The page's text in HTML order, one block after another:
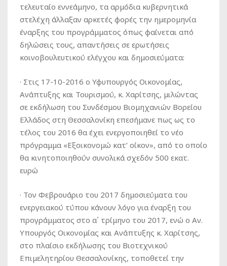
τελευταίο εννεάμηνο, τα αρμόδια κυβερνητικά
στελέχη άλλαξαν αρκετές φορές την ημερομηνία
έναρξης του προγράμματος όπως φαίνεται από
δηλώσεις τους, απαντήσεις σε ερωτήσεις
κοινοβουλευτικού ελέγχου και δημοσιεύματα:
· Στις 17-10-2016 ο Υφυπουργός Οικονομίας,
Ανάπτυξης και Τουρισμού, κ. Χαρίτσης, μιλώντας
σε εκδήλωση του Συνδέσμου Βιομηχανιών Βορείου
Ελλάδος στη Θεσσαλονίκη επεσήμανε πως ως το
τέλος του 2016 θα έχει ενεργοποιηθεί το νέο
πρόγραμμα «Εξοικονομώ κατ’ οίκον», από το οποίο
θα κινητοποιηθούν συνολικά σχεδόν 500 εκατ.
ευρώ
· Τον Φεβρουάριο του 2017 δημοσιεύματα του
ενεργειακού τύπου κάνουν λόγο για έναρξη του
προγράμματος στο α΄ τρίμηνο του 2017, ενώ ο Αν.
Υπουργός Οικονομίας και Ανάπτυξης κ. Χαρίτσης,
στο πλαίσιο εκδήλωσης του Βιοτεχνικού
Επιμελητηρίου Θεσσαλονίκης, τοποθετεί την